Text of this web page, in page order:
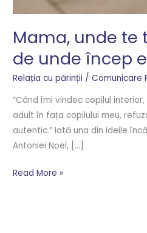
Mama, unde te
de unde încep
Relația cu părinții /Comunicare
“Când îmi vindec copilul
adult în fața copilului meu,
autentic.” Iată una din ideile
Antoniei Noël, […]
Read More »